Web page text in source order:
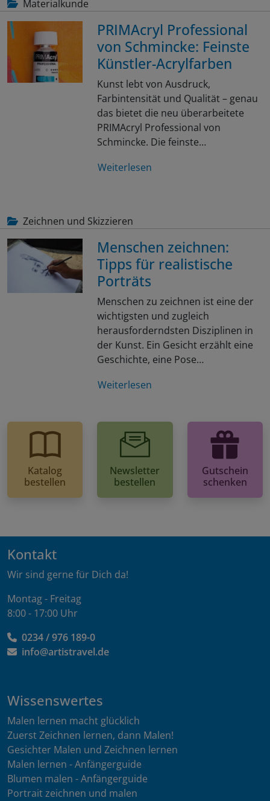
Materialkunde
PRIMAcryl Professional
von Schmincke: Feinste
Künstler-Acrylfarben
Kunst lebt von Ausdruck,
Farbintensität und Qualität – genau
das bietet die neu überarbeitete
PRIMAcryl Professional von
Schmincke. Die feinste…
Weiterlesen
Zeichnen und Skizzieren
Menschen zeichnen:
Tipps für realistische
Porträts
Menschen zu zeichnen ist eine der
wichtigsten und zugleich
herausforderndsten Disziplinen in
der Kunst. Ein Gesicht erzählt eine
Geschichte, eine Pose…
Weiterlesen
Katalog
bestellen
Newsletter
bestellen
Gutschein
schenken
Kontakt
Wir sind gerne für Dich da!
Montag - Freitag
8:00 - 17:00 Uhr
0234 / 976 189-0
info@artistravel.de
Wissenswertes
Malen lernen macht glücklich
Zuerst Zeichnen lernen, dann Malen!
Gesichter Malen und Zeichnen lernen
Malen lernen - Anfängerguide
Blumen malen - Anfängerguide
Portrait zeichnen und malen